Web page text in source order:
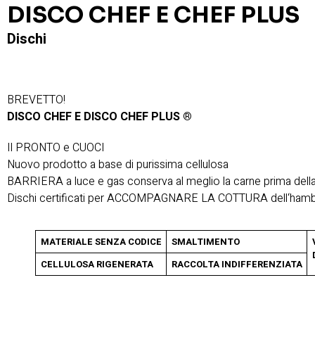
DISCO CHEF E CHEF PLUS
Dischi
BREVETTO!
DISCO CHEF E DISCO CHEF PLUS ®
Il PRONTO e CUOCI
Nuovo prodotto a base di purissima cellulosa
BARRIERA a luce e gas conserva al meglio la carne prima
Dischi certificati per ACCOMPAGNARE LA COTTURA
MATERIALE SENZA CODICE SMALTIMENTO
CELLULOSA RIGENERATA RACCOLTA INDIFFERENZIATA